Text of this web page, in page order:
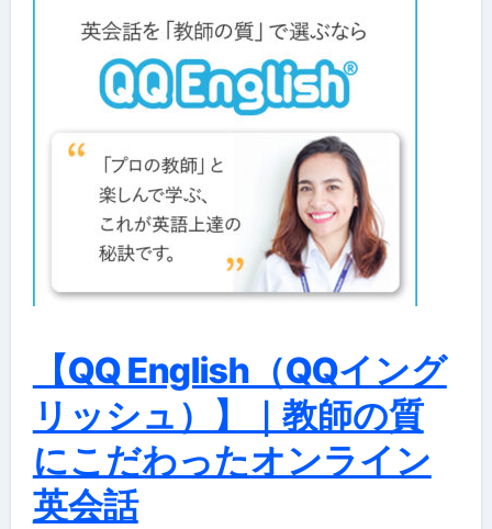
【QQ English（QQイング
リッシュ）】｜教師の質
にこだわったオンライン
英会話